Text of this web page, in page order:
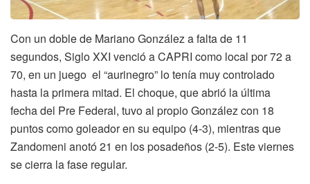
Con un doble de Mariano González a falta de 11
segundos, Siglo XXI venció a CAPRI como local por 72 a
70, en un juego el “aurinegro” lo tenía muy controlado
hasta la primera mitad. El choque, que abrió la última
fecha del Pre Federal, tuvo al propio González con 18
puntos como goleador en su equipo (4-3), mientras que
Zandomeni anotó 21 en los posadeños (2-5). Este viernes
se cierra la fase regular.